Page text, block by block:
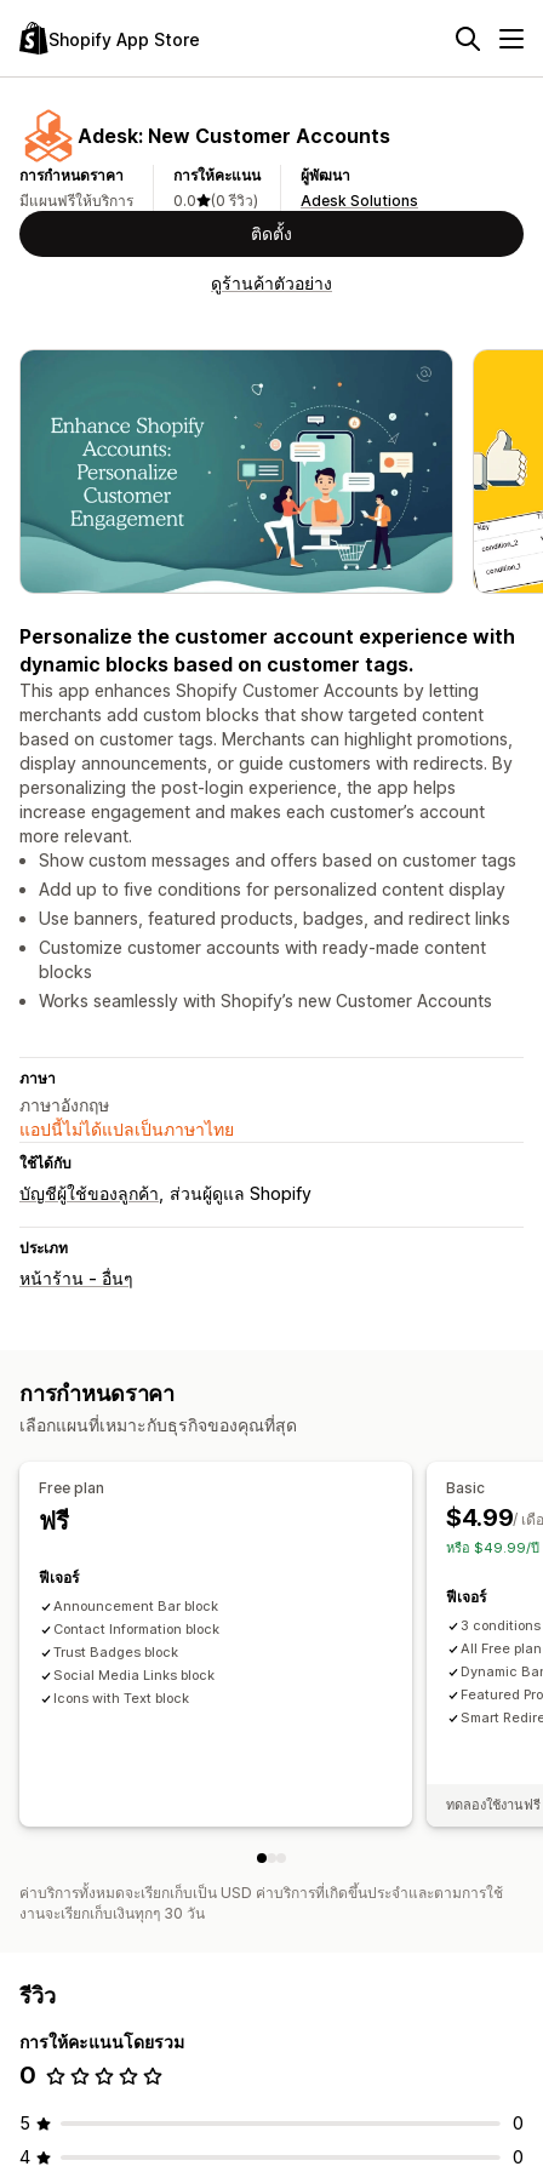
Shopify App Store
Adesk: New Customer Accounts
การกำหนดราคา
มีแผนฟรีให้บริการ
การให้คะแนน
0.0
(0 รีวิว)
ผู้พัฒนา
Adesk Solutions
ติดตั้ง
ดูร้านค้าตัวอย่าง
Personalize the customer account experience with
dynamic blocks based on customer tags.
This app enhances Shopify Customer Accounts by letting
merchants add custom blocks that show targeted content
based on customer tags. Merchants can highlight promotions,
display announcements, or guide customers with redirects. By
personalizing the post-login experience, the app helps
increase engagement and makes each customer’s account
more relevant.
Show custom messages and offers based on customer tags
Add up to five conditions for personalized content display
Use banners, featured products, badges, and redirect links
Customize customer accounts with ready-made content
blocks
Works seamlessly with Shopify’s new Customer Accounts
ภาษา
ภาษาอังกฤษ
แอปนี้ไม่ได้แปลเป็นภาษาไทย
ใช้ได้กับ
บัญชีผู้ใช้ของลูกค้า ส่วนผู้ดูแล Shopify
ประเภท
หน้าร้าน - อื่นๆ
การกำหนดราคา
เลือกแผนที่เหมาะกับธุรกิจของคุณที่สุด
Free plan
ฟรี
ฟีเจอร์
Announcement Bar block
Contact Information block
Trust Badges block
Social Media Links block
Icons with Text block
Basic
$4.99/ เดื
หรือ $49.99/ปี
ฟีเจอร์
3
All Free
Dynamic
Featured
Smart
ทดลองใช้งานฟ
ค่าบริการทั้งหมดจะเรียกเก็บเป็น USD ค่าบริการที่เกิดขึ้นประจำและตามการใช้
งานจะเรียกเก็บเงินทุกๆ 30 วัน
รีวิว
การให้คะแนนโดยรวม
0
5
0
4
0